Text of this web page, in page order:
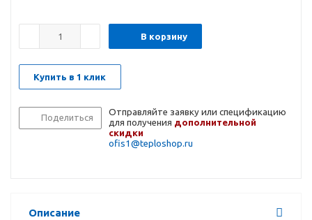
В корзину
Купить в 1 клик
Поделиться
Отправляйте заявку или спецификацию
для получения дополнительной
скидки
ofis1@teploshop.ru
Описание